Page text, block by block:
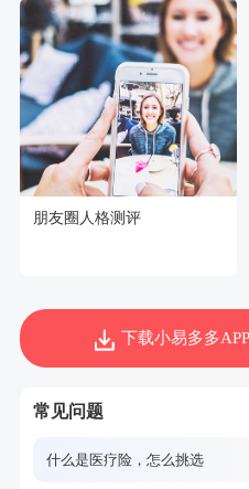
朋友圈人格测评
下载小易多多
常见问题
什么是医疗险，怎么挑选